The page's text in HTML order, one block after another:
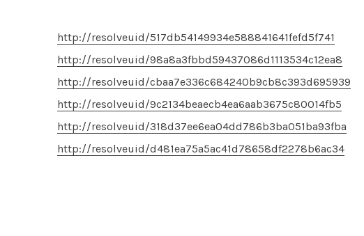
http://resolveuid/517db54149934e588841641fefd5f741
http://resolveuid/98a8a3fbbd59437086d1113534c12ea8
http://resolveuid/cbaa7e336c684240b9cb8c393d695939
http://resolveuid/9c2134beaecb4ea6aab3675c80014fb5
http://resolveuid/318d37ee6ea04dd786b3ba051ba93fba
http://resolveuid/d481ea75a5ac41d78658df2278b6ac34